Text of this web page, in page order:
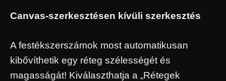
Canvas-szerkesztésen kívüli szerkesztés
A festékszerszámok most automatikusan
kibővíthetik egy réteg szélességét és
magasságát! Kiválaszthatja a „Rétegek